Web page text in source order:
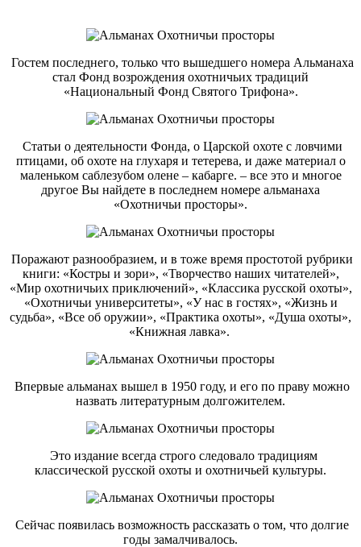
Гостем последнего, только что вышедшего номера Альманаха
стал Фонд возрождения охотничьих традиций
«Национальный Фонд Святого Трифона».
Статьи о деятельности Фонда, о Царской охоте с ловчими
птицами, обохоте на глухаря и тетерева, и даже материал о
маленьком саблезубом олене – кабарге. – все это и многое
другое Вы найдете в последнем номере альманаха
«Охотничьи просторы».
Поражают разнообразием, и в тоже время простотой рубрики
книги: «Костры и зори», «Творчество наших читателей»,
«Мир охотничьих приключений», «Классика русской охоты»,
«Охотничьи университеты», «У нас в гостях», «Жизнь и
судьба», «Все об оружии», «Практика охоты», «Душа охоты»,
«Книжная лавка».
Впервые альманах вышел в 1950 году, и его по праву можно
назвать литературным долгожителем.
Это издание всегда строго следовало традициям
классической русской охоты и охотничьей культуры.
Сейчас появилась возможность рассказать о том, что долгие
годы замалчивалось.